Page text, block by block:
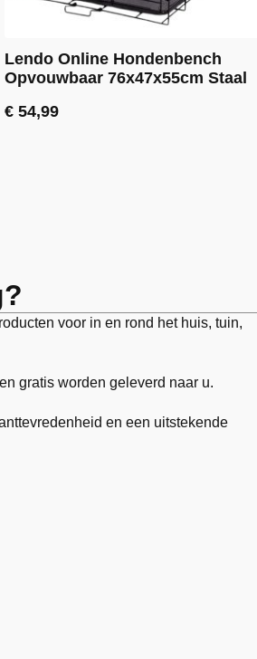
Lendo Online Hondenbench
Opvouwbaar 76x47x55cm Staal
€ 54,99
voor in en rond het huis, tuin,
gratis worden geleverd naar u.
en een uitstekende